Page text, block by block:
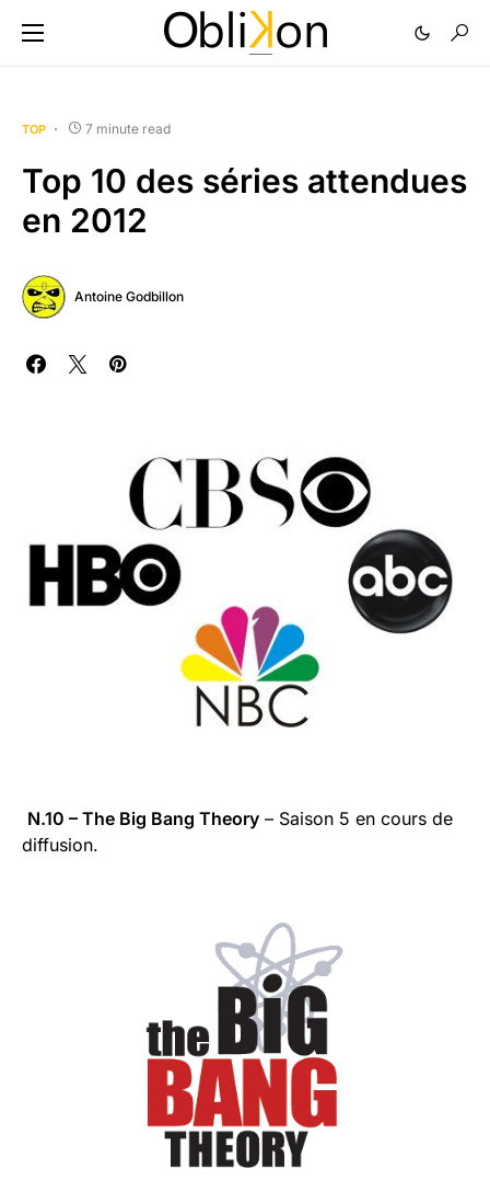
TOP 7 minute read
Top 10 des séries attendues
en 2012
Antoine Godbillon
N.10 – The Big Bang Theory – Saison 5 en cours de
diffusion.